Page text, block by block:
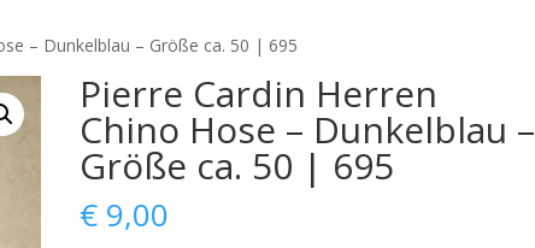
– Dunkelblau – Größe ca. 50 | 695
Pierre Cardin Herren
Chino Hose – Dunkelblau –
Größe ca. 50 | 695
€ 9,00